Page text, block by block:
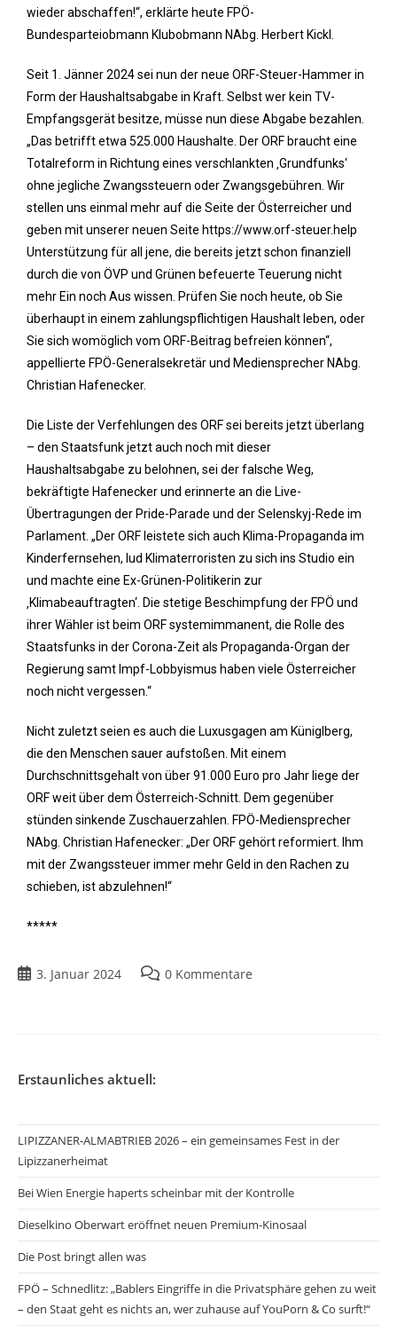
wieder abschaffen!“, erklärte heute FPÖ-
Bundesparteiobmann Klubobmann NAbg. Herbert Kickl.
Seit 1. Jänner 2024 sei nun der neue ORF-Steuer-Hammer in
Form der Haushaltsabgabe in Kraft. Selbst wer kein TV-
Empfangsgerät besitze, müsse nun diese Abgabe bezahlen.
„Das betrifft etwa 525.000 Haushalte. Der ORF braucht eine
Totalreform in Richtung eines verschlankten ‚Grundfunks‘
ohne jegliche Zwangssteuern oder Zwangsgebühren. Wir
stellen uns einmal mehr auf die Seite der Österreicher und
geben mit unserer neuen Seite https://www.orf-steuer.help
Unterstützung für all jene, die bereits jetzt schon finanziell
durch die von ÖVP und Grünen befeuerte Teuerung nicht
mehr Ein noch Aus wissen. Prüfen Sie noch heute, ob Sie
überhaupt in einem zahlungspflichtigen Haushalt leben, oder
Sie sich womöglich vom ORF-Beitrag befreien können“,
appellierte FPÖ-Generalsekretär und Mediensprecher NAbg.
Christian Hafenecker.
Die Liste der Verfehlungen des ORF sei bereits jetzt überlang
– den Staatsfunk jetzt auch noch mit dieser
Haushaltsabgabe zu belohnen, sei der falsche Weg,
bekräftigte Hafenecker und erinnerte an die Live-
Übertragungen der Pride-Parade und der Selenskyj-Rede im
Parlament. „Der ORF leistete sich auch Klima-Propaganda im
Kinderfernsehen, lud Klimaterroristen zu sich ins Studio ein
und machte eine Ex-Grünen-Politikerin zur
‚Klimabeauftragten‘. Die stetige Beschimpfung der FPÖ und
ihrer Wähler ist beim ORF systemimmanent, die Rolle des
Staatsfunks in der Corona-Zeit als Propaganda-Organ der
Regierung samt Impf-Lobbyismus haben viele Österreicher
noch nicht vergessen.“
Nicht zuletzt seien es auch die Luxusgagen am Küniglberg,
die den Menschen sauer aufstoßen. Mit einem
Durchschnittsgehalt von über 91.000 Euro pro Jahr liege der
ORF weit über dem Österreich-Schnitt. Dem gegenüber
stünden sinkende Zuschauerzahlen. FPÖ-Mediensprecher
NAbg. Christian Hafenecker: „Der ORF gehört reformiert. Ihm
mit der Zwangssteuer immer mehr Geld in den Rachen zu
schieben, ist abzulehnen!“
*****
3. Januar 2024 0 Kommentare
Erstaunliches aktuell:
LIPIZZANER-ALMABTRIEB 2026 – ein gemeinsames Fest in der
Lipizzanerheimat
Bei Wien Energie haperts scheinbar mit der Kontrolle
Dieselkino Oberwart eröffnet neuen Premium-Kinosaal
Die Post bringt allen was
FPÖ – Schnedlitz: „Bablers Eingriffe in die Privatsphäre gehen zu weit
– den Staat geht es nichts an, wer zuhause auf YouPorn & Co surft!“